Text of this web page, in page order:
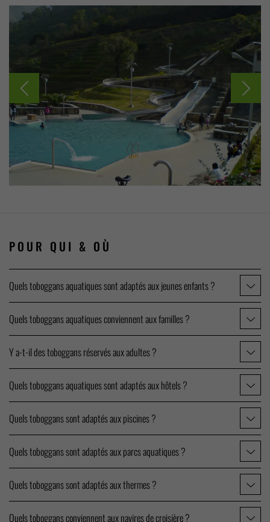
POUR QUI & OÙ
Quels toboggans aquatiques sont adaptés aux jeunes enfants ?
Quels toboggans aquatiques conviennent aux familles ?
Y a-t-il des toboggans réservés aux adultes ?
Quels toboggans aquatiques sont adaptés aux hôtels ?
Quels toboggans sont adaptés aux piscines ?
Quels toboggans sont adaptés aux parcs aquatiques ?
Quels toboggans sont adaptés aux thermes ?
Quels toboggans conviennent aux navires de croisière ?